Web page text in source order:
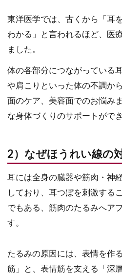
東洋医学では、古くから「耳
わかる」と言われるほど、医
ました。
体の各部分につながっている
や肩こりといった体の不調か
面のケア、美容面でのお悩み
な身体づくりのサポートができ
2）なぜほうれい線の
耳には全身の臓器や筋肉・神
しており、耳つぼを刺激する
でもある、筋肉のたるみへア
す。
たるみの原因には、表情を作
筋」と、表情筋を支える「深